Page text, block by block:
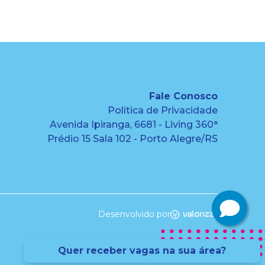
Quer receber vagas na sua área?
Fale Conosco
Política de Privacidade
Avenida Ipiranga, 6681 - Living 360°
Prédio 15 Sala 102 - Porto Alegre/RS
Desenvolvido por